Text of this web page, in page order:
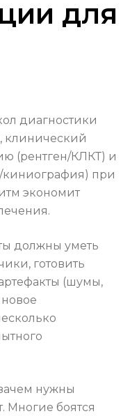
для
диагностики
клинический
(рентген/КЛКТ) и
при
экономит
должны уметь
готовить
(шумы,
нужны
Многие боятся